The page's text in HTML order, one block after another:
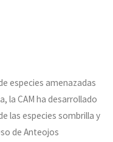
especies amenazadas
la CAM ha desarrollado
las especies sombrilla y
de Anteojos